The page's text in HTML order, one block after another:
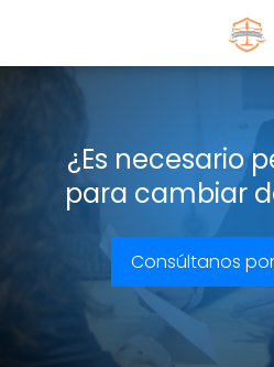
¿Es necesario
para cambiar
Consúltanos